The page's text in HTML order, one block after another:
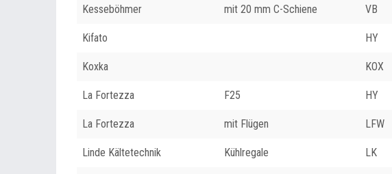
Kesseböhmer mit 20 mm C-Schiene VB
Kifato HY
Koxka KOX
La Fortezza F25 HY
La Fortezza mit Flügen LFW
Linde Kältetechnik Kühlregale LK